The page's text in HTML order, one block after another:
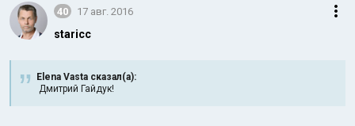
40 17 авг. 2016
staricc
Elena Vasta сказал(а):
Дмитрий Гайдук!